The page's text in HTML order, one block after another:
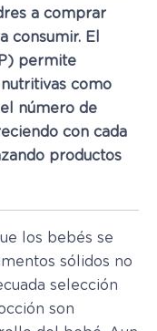
a comprar
consumir. El
permite
como
número de
con cada
productos
los bebés se
sólidos no
selección
son